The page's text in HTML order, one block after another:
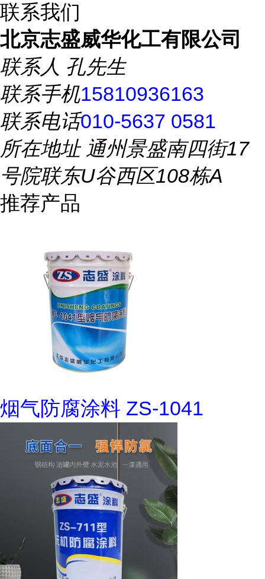
联系我们
北京志盛威华化工有限公司
联系人 孔先生
联系手机15810936163
联系电话010-5637 0581
所在地址通州景盛南四街17
号院联东U谷西区108栋A
推荐产品
烟气防腐涂料 ZS-1041